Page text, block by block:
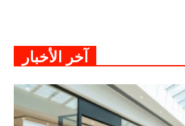
آخر الأخبار